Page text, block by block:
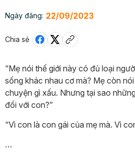
Ngày đăng: 22/09/2023
Chia sẻ
“Mẹ nói thế giới này có đủ loại
sống khác nhau cơ mà? Mẹ còn
chuyện gì xấu. Nhưng tại sao
đối với con?”
“Vì con là con gái của mẹ mà. Vì
…